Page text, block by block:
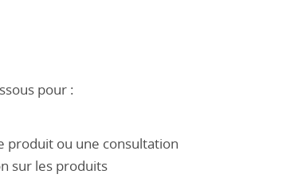
pour :
produit ou une consultation
sur les produits